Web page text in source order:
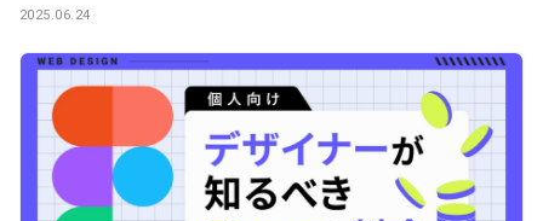
2025.06.24